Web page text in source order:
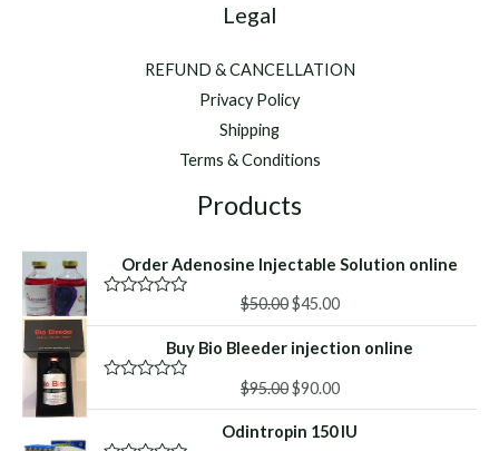
Legal
REFUND & CANCELLATION
Privacy Policy
Shipping
Terms & Conditions
Products
Order Adenosine Injectable Solution online
a
d
$50.00Original
price
was:
$45.00Current
price
is:
Buy Bio Bleeder injection online
a
$95.00Original
price
was:
$90.00Current
price
is:
Odintropin 150 IU